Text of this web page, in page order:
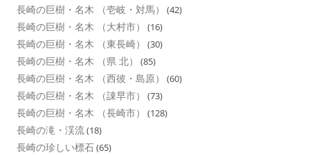
長崎の巨樹・名木 （壱岐・対馬） (42)
長崎の巨樹・名木 （大村市） (16)
長崎の巨樹・名木 （東長崎） (30)
長崎の巨樹・名木 （県 北） (85)
長崎の巨樹・名木 （西彼・島原） (60)
長崎の巨樹・名木 （諌早市） (73)
長崎の巨樹・名木 （長崎市） (128)
長崎の滝・渓流(18)
長崎の珍しい標石(65)